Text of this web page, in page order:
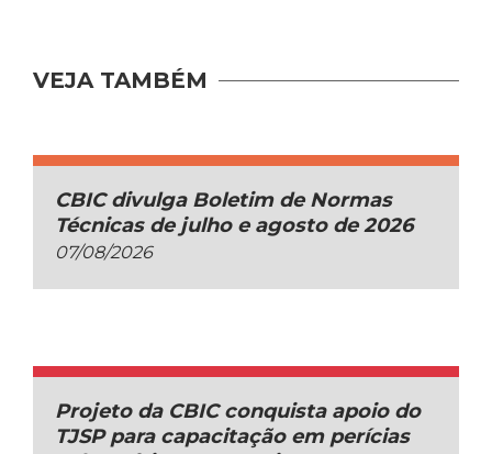
VEJA TAMBÉM
CBIC divulga Boletim de Normas
Técnicas de julho e agosto de 2026
07/08/2026
Projeto da CBIC conquista apoio do
TJSP para capacitação em perícias